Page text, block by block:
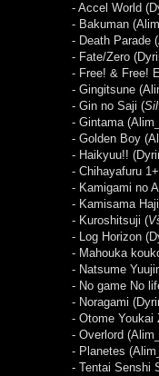
- Accel World
- Bakuman
- Death Parade
- Fate/Zero
- Free! & Free!
- Gingitsune
- Gin no Saji (
- Gintama
- Golden Boy
- Haikyuu!!
- Chihayafuru
- Kamigami no
- Kamisama
- Kuroshitsuji (
- Log Horizon
- Mahouka
- Natsume
- No game No
- Noragami
- Otome Youkai
- Overlord
- Planetes
- Tentai Senshi